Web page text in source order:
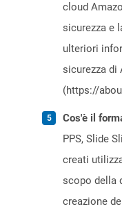
cloud
sicurezza e
ulteriori
sicurezza di
(https://
Cos'è il
PPS, Slide
creati
scopo della
creazione